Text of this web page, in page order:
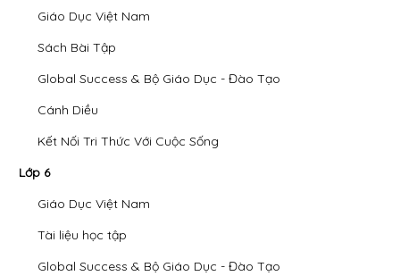
Giáo Dục Việt Nam
Sách Bài Tập
Global Success & Bộ Giáo Dục - Đào Tạo
Cánh Diều
Kết Nối Tri Thức Với Cuộc Sống
Lớp 6
Giáo Dục Việt Nam
Tài liệu học tập
Global Success & Bộ Giáo Dục - Đào Tạo